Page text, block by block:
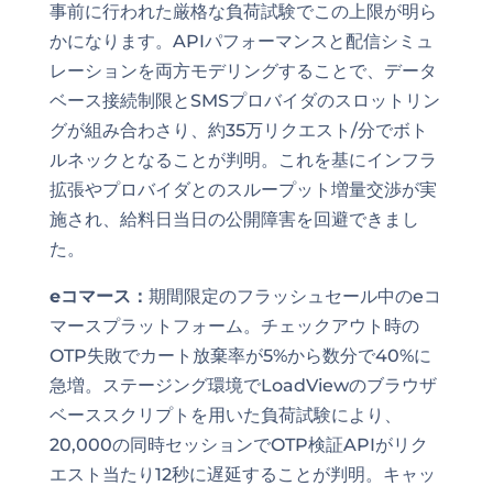
事前に行われた厳格な負荷試験でこの上限が明ら
かになります。APIパフォーマンスと配信シミュ
レーションを両方モデリングすることで、データ
ベース接続制限とSMSプロバイダのスロットリン
グが組み合わさり、約35万リクエスト/分でボト
ルネックとなることが判明。これを基にインフラ
拡張やプロバイダとのスループット増量交渉が実
施され、給料日当日の公開障害を回避できまし
た。
eコマース： 期間限定のフラッシュセール中のeコ
マースプラットフォーム。チェックアウト時の
OTP失敗でカート放棄率が5%から数分で40%に
急増。ステージング環境でLoadViewのブラウザ
ベーススクリプトを用いた負荷試験により、
20,000の同時セッションでOTP検証APIがリク
エスト当たり12秒に遅延することが判明。キャッ